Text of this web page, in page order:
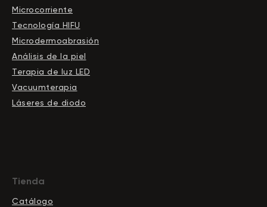
Microcorriente
Tecnología HIFU
Microdermoabrasión
Análisis de la piel
Terapia de luz LED
Vacuumterapia
Láseres de diodo
Tienda
Catálogo